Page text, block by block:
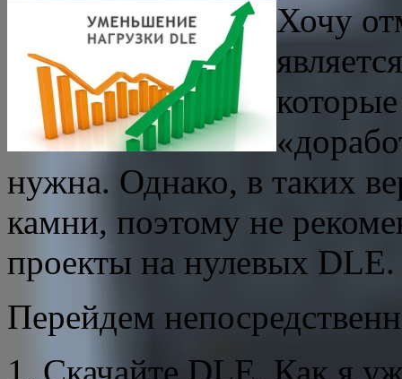
Хочу
нужна. Однако, в таких
камни, поэтому не
проекты на нулевых DLE.
Перейдем